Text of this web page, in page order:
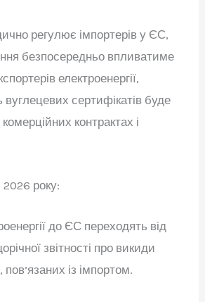
регулює імпортерів у ЄС,
безпосередньо впливатиме
електроенергії,
вуглецевих сертифікатів буде
контрактах і
року:
до ЄС переходять від
звітності про викиди
пов’язаних із імпортом.